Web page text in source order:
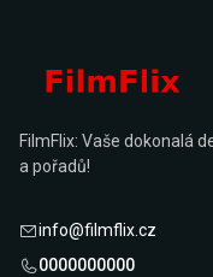
FilmFlix: Vaše dokonalá
a pořadů!
info@filmflix.cz
0000000000